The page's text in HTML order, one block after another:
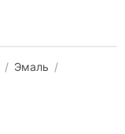
Эмаль